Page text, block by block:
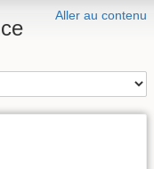
Aller au contenu